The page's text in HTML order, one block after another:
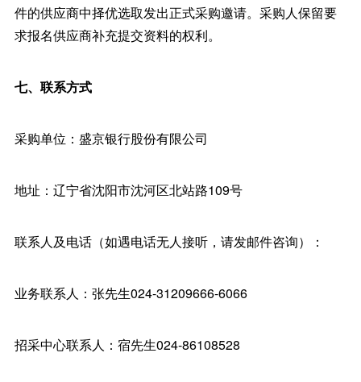
件的供应商中择优选取发出正式采购邀请。采购人保留要
求报名供应商补充提交资料的权利。
七、联系方式
采购单位：盛京银行股份有限公司
地址：辽宁省沈阳市沈河区北站路109号
联系人及电话（如遇电话无人接听，请发邮件咨询）：
业务联系人：张先生024-31209666-6066
招采中心联系人：宿先生024-86108528